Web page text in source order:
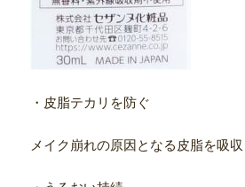
・皮脂テカリを防ぐ
メイク崩れの原因となる皮脂を吸収